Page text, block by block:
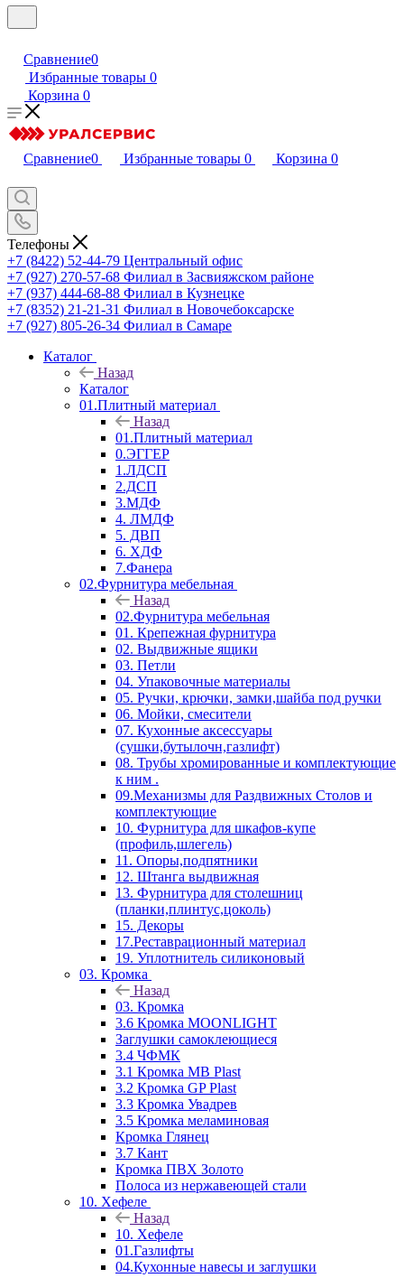
Сравнение0
Избранные товары 0
Корзина 0
Сравнение0 Избранные товары 0 Корзина 0
Телефоны
+7 (8422) 52-44-79 Центральный офис
+7 (927) 270-57-68 Филиал в Засвияжском районе
+7 (937) 444-68-88 Филиал в Кузнецке
+7 (8352) 21-21-31 Филиал в Новочебоксарске
+7 (927) 805-26-34 Филиал в Самаре
Каталог
Назад
Каталог
01.Плитный материал
Назад
01.Плитный материал
0.ЭГГЕР
1.ЛДСП
2.ДСП
3.МДФ
4. ЛМДФ
5. ДВП
6. ХДФ
7.Фанера
02.Фурнитура мебельная
Назад
02.Фурнитура мебельная
01. Крепежная фурнитура
02. Выдвижные ящики
03. Петли
04. Упаковочные материалы
05. Ручки, крючки, замки,шайба под ручки
06. Мойки, смесители
07. Кухонные аксессуары
(сушки,бутылочн,газлифт)
08. Трубы хромированные и комплектующие
к ним .
09.Механизмы для Раздвижных Столов и
комплектующие
10. Фурнитура для шкафов-купе
(профиль,шлегель)
11. Опоры,подпятники
12. Штанга выдвижная
13. Фурнитура для столешниц
(планки,плинтус,цоколь)
15. Декоры
17.Реставрационный материал
19. Уплотнитель силиконовый
03. Кромка
Назад
03. Кромка
3.6 Кромка MOONLIGHT
Заглушки самоклеющиеся
3.4 ЧФМК
3.1 Кромка MB Plast
3.2 Кромка GP Plast
3.3 Кромка Увадрев
3.5 Кромка меламиновая
Кромка Глянец
3.7 Кант
Кромка ПВХ Золото
Полоса из нержавеющей стали
10. Хефеле
Назад
10. Хефеле
01.Газлифты
04.Кухонные навесы и заглушки